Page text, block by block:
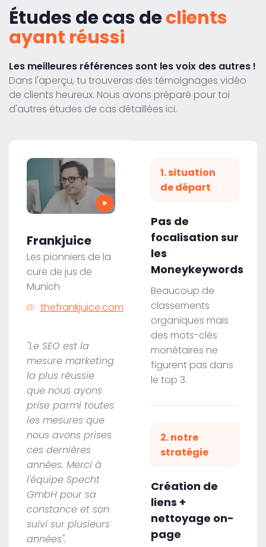
Études de cas declients
ayant réussi
Les meilleures références sont les voix des autres !
Dans l'aperçu, tu trouveras des témoignages vidéo
de clients heureux. Nous avons préparé pour toi
d'autres études de cas détaillées ici.
Frankjuice
Les pionniers de la
cure de jus de
Munich
thefrankjuice.com
"Le SEO est la
mesure marketing
la plus réussie
que nous ayons
prise parmi toutes
les mesures que
nous avons prises
ces dernières
années. Merci à
l'équipe Specht
GmbH pour sa
constance et son
suivi sur plusieurs
années".
1. situation
de départ
Pas de
focalisation sur
les
Moneykeywords
Beaucoup de
classements
organiques mais
des mots-clés
monétaires ne
figurent pas dans
le top 3.
2. notre
stratégie
Création de
liens +
nettoyage on-
page